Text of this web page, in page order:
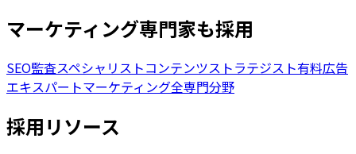
マーケティング専門家も採用
SEO監査スペシャリストコンテンツストラテジスト有料広告
エキスパートマーケティング全専門分野
採用リソース